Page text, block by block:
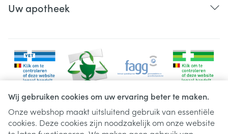
Wij gebruiken cookies om uw ervaring beter te maken.
Onze webshop maakt uitsluitend gebruik van essentiële
cookies. Deze cookies zijn noodzakelijk om onze website
Uw apotheek
Juridische links